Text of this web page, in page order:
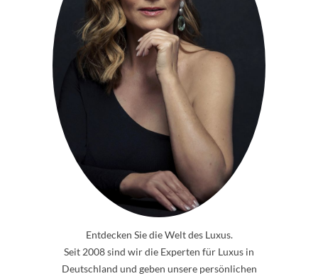
Entdecken Sie die Welt des Luxus.
Seit 2008 sind wir die Experten für Luxus in
Deutschland und geben unsere persönlichen